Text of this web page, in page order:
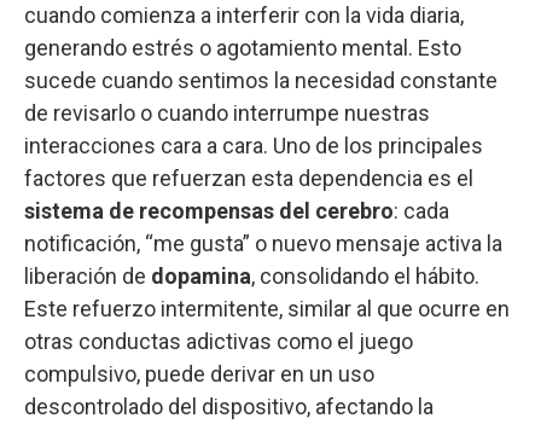
cuando comienza a interferir con la vida diaria,
generando estrés o agotamiento mental. Esto
sucede cuando sentimos la necesidad constante
de revisarlo o cuando interrumpe nuestras
interacciones cara a cara. Uno de los principales
factores que refuerzan esta dependencia es el
sistema de recompensas del cerebro: cada
notificación, “me gusta” o nuevo mensaje activa la
liberación de dopamina, consolidando el hábito.
Este refuerzo intermitente, similar al que ocurre en
otras conductas adictivas como el juego
compulsivo, puede derivar en un uso
descontrolado del dispositivo, afectando la